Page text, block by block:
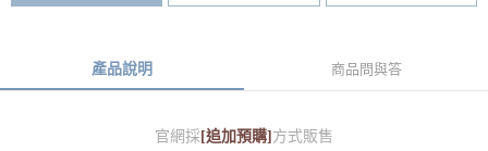
產品說明 商品問與答
官網採[追加預購]方式販售